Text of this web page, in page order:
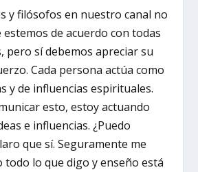
y filósofos en nuestro canal no
de acuerdo con todas
pero sí debemos apreciar su
Cada persona actúa como
y de influencias espirituales.
esto, estoy actuando
e influencias. ¿Puedo
que sí. Seguramente me
todo lo que digo y enseño está